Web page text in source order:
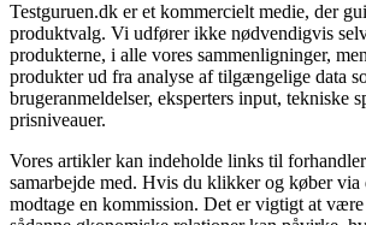
⁦Testguruen.dk⁩ er et kommercielt medie, der
produktvalg. Vi udfører ikke nødvendigvis
produkterne, i alle vores sammenligninger,
produkter ud fra analyse af tilgængelige data
brugeranmeldelser, eksperters input, tekniske
prisniveauer.
Vores artikler kan indeholde links til
samarbejde med. Hvis du klikker og køber via
modtage en kommission. Det er vigtigt at